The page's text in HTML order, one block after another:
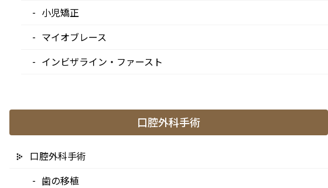
ば歯を失う
込まないよ
用CT、ラバ
だけ自分の
ストローマンインプラント
ブリッジ
小児矯正
マイオブレース
インビザライン・ファースト
口腔外科手術
口腔外科手術
歯の移植